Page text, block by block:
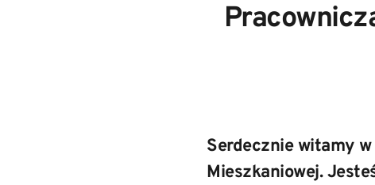
Serdecznie witamy w
Mieszkaniowej.